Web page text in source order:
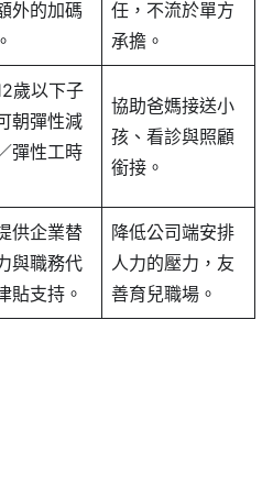
外的加碼
任，不流於單方
承擔。
歲以下子
朝彈性減
彈性工時
協助爸媽接送小
孩、看診與照顧
銜接。
供企業替
與職務代
貼支持。
降低公司端安排
人力的壓力，友
善育兒職場。